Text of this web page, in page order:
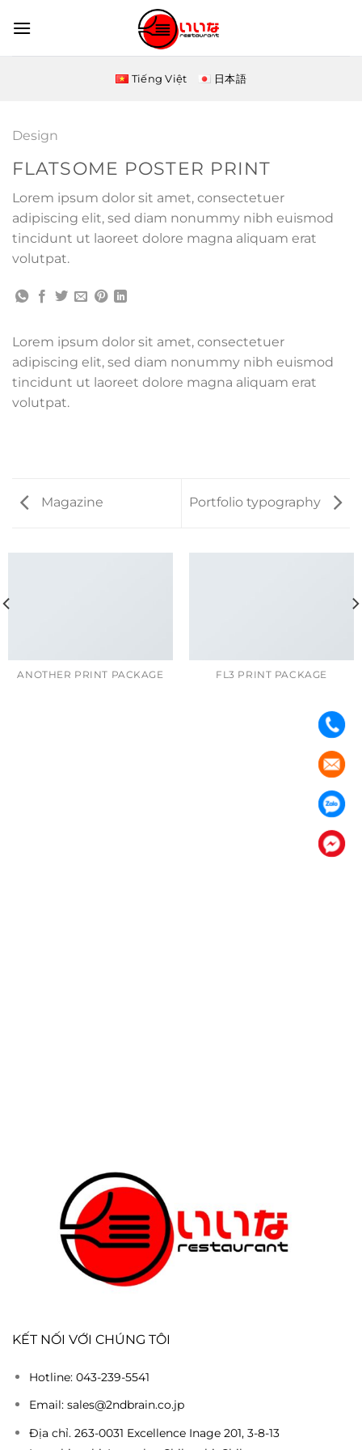
Tiếng Việt 日本語
Design
FLATSOME POSTER PRINT
Lorem ipsum dolor sit amet, consectetuer
adipiscing elit, sed diam nonummy nibh euismod
tincidunt ut laoreet dolore magna aliquam erat
volutpat.
Lorem ipsum dolor sit amet, consectetuer
adipiscing elit, sed diam nonummy nibh euismod
tincidunt ut laoreet dolore magna aliquam erat
volutpat.
Magazine Portfolio typography
ANOTHER PRINT PACKAGE FL3 PRINT PACKAGE
KẾT NỐI VỚI CHÚNG TÔI
Hotline: 043-239-5541
Email: sales@2ndbrain.co.jp
Địa chỉ. 263-0031 Excellence Inage 201, 3-8-13